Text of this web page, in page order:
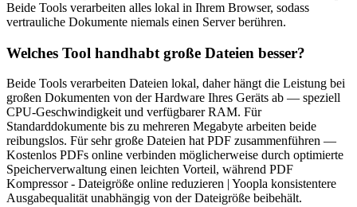
Beide Tools verarbeiten alles lokal in Ihrem Browser, sodass
vertrauliche Dokumente niemals einen Server berühren.
Welches Tool handhabt große Dateien besser?
Beide Tools verarbeiten Dateien lokal, daher hängt die Leistung bei
großen Dokumenten von der Hardware Ihres Geräts ab — speziell
CPU-Geschwindigkeit und verfügbarer RAM. Für
Standarddokumente bis zu mehreren Megabyte arbeiten beide
reibungslos. Für sehr große Dateien hat PDF zusammenführen —
Kostenlos PDFs online verbinden möglicherweise durch optimierte
Speicherverwaltung einen leichten Vorteil, während PDF
Kompressor - Dateigröße online reduzieren | Yoopla konsistentere
Ausgabequalität unabhängig von der Dateigröße beibehält.